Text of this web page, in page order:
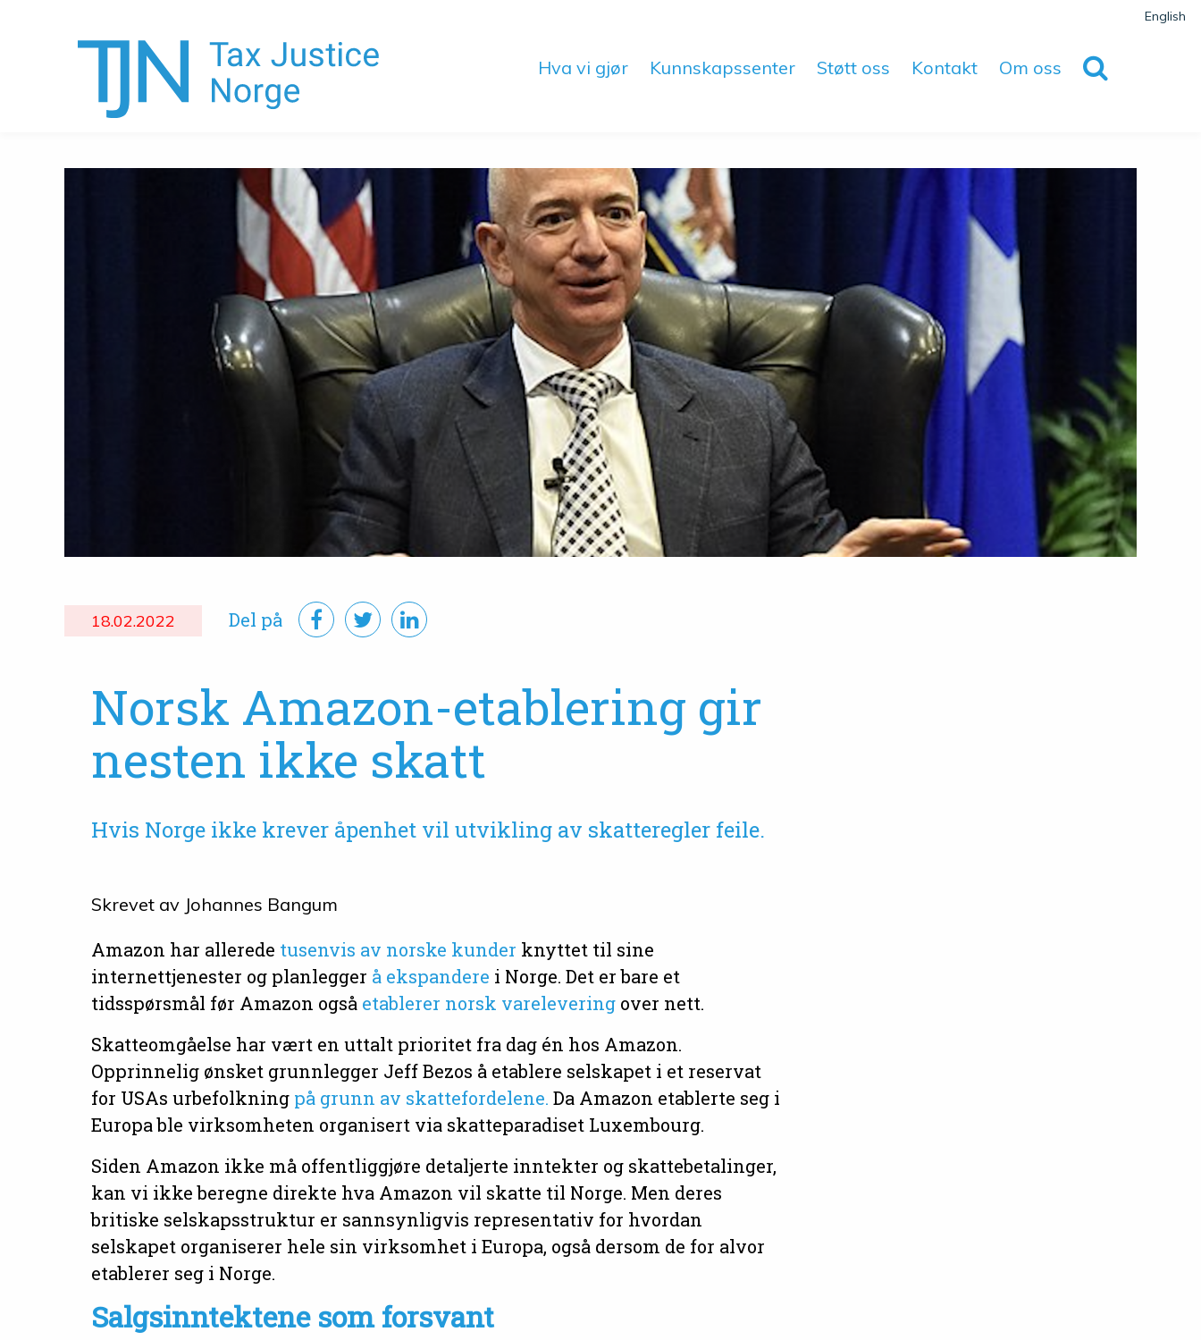
Hva vi gjør Kunnskapssenter Støtt oss Kontakt Om oss
English
18.02.2022 Del på
Norsk Amazon-etablering gir
nesten ikke skatt
Hvis Norge ikke krever åpenhet vil utvikling av skatteregler feile.
Skrevet av Johannes Bangum
Amazon har allerede tusenvis av norske kunder knyttet til sine
internettjenester og planlegger å ekspandere i Norge. Det er bare et
tidsspørsmål før Amazon også etablerer norsk varelevering over nett.
Skatteomgåelse har vært en uttalt prioritet fra dag én hos Amazon.
Opprinnelig ønsket grunnlegger Jeff Bezos å etablere selskapet i et reservat
for USAs urbefolkning på grunn av skattefordelene. Da Amazon etablerte seg i
Europa ble virksomheten organisert via skatteparadiset Luxembourg.
Siden Amazon ikke må offentliggjøre detaljerte inntekter og skattebetalinger,
kan vi ikke beregne direkte hva Amazon vil skatte til Norge. Men deres
britiske selskapsstruktur er sannsynligvis representativ for hvordan
selskapet organiserer hele sin virksomhet i Europa, også dersom de for alvor
etablerer seg i Norge.
Salgsinntektene som forsvant